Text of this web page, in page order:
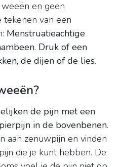
en geen
van een
Menstruatieachtige
. Druk of een
de dijen of de lies.
de pijn met een
in de bovenbenen.
aan zenuwpijn en vinden
die je kunt hebben. De